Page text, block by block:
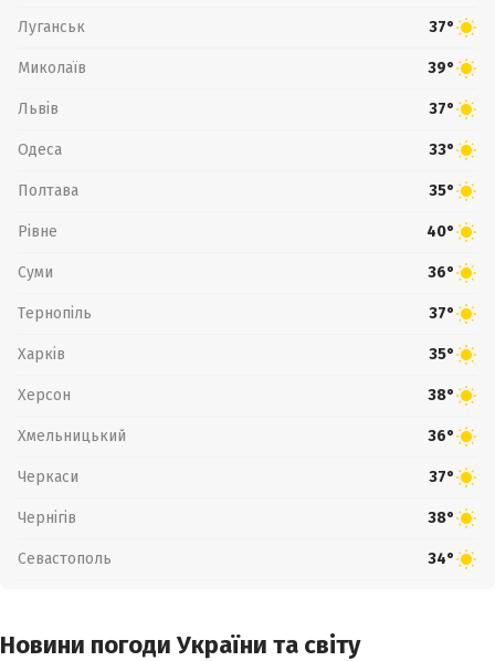
Луганськ 37°
Миколаїв 39°
Львів 37°
Одеса 33°
Полтава 35°
Рівне 40°
Суми 36°
Тернопіль 37°
Харків 35°
Херсон 38°
Хмельницький 36°
Черкаси 37°
Чернігів 38°
Севастополь 34°
Новини погоди України та світу